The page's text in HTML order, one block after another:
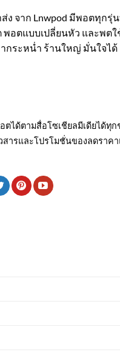
ง จาก Lnwpod มีพอตทุกรุ่
พอตแบบเปลี่ยนหัว และพตใ
กระหน่ำ ร้านใหญ่ มั่นใจได้
ตได้ตามสื่อโซเชียลมีเดียได้ทุ
ารและโปรโมชั่นของลดราค